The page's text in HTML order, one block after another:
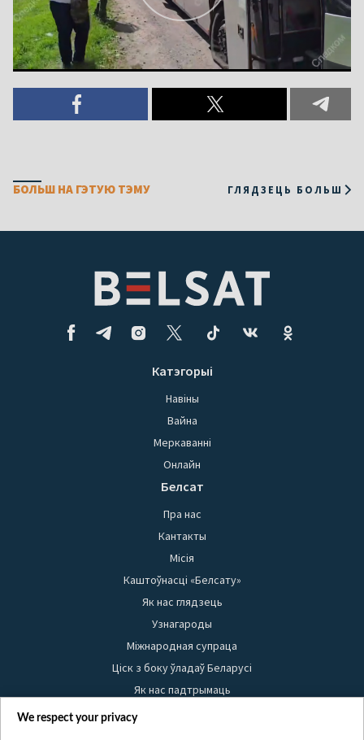
БОЛЬШ НА ГЭТУЮ ТЭМУ ГЛЯДЗЕЦЬ БОЛЬШ
Катэгорыі
Навіны
Вайна
Меркаванні
Онлайн
Белсат
Пра нас
Кантакты
Місія
Каштоўнасці «Белсату»
Як нас глядзець
Узнагароды
Міжнародная супраца
Ціск з боку ўладаў Беларусі
Як нас падтрымаць
Правілы выкарыстання матэрыялаў
We respect your privacy